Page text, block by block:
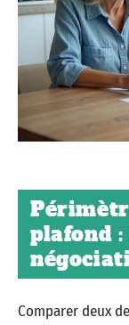
plafond
Comparer deux